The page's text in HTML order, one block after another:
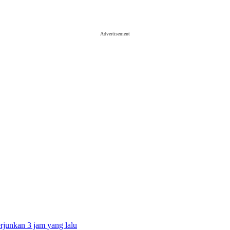
Advertisement
3 jam yang lalu